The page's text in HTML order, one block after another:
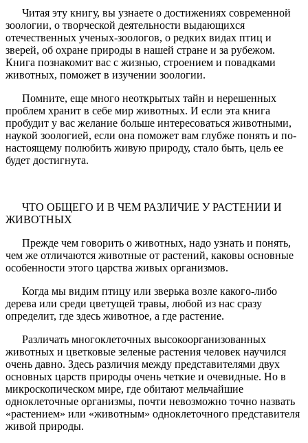
Читая эту книгу, вы узнаете о достижениях современной
зоологии, о творческой деятельности выдающихся
отечественных ученых-зоологов, о редких видах птиц и
зверей, об охране природы в нашей стране и за рубежом.
Книга познакомит вас с жизнью, строением и повадками
животных, поможет в изучении зоологии.
Помните, еще много неоткрытых тайн и нерешенных
проблем хранит в себе мир животных. И если эта книга
пробудит у вас желание больше интересоваться животными,
наукой зоологией, если она поможет вам глубже понять и по-
настоящему полюбить живую природу, стало быть, цель ее
будет достигнута.
ЧТО ОБЩЕГО И В ЧЕМ РАЗЛИЧИЕ У РАСТЕНИИ И
ЖИВОТНЫХ
Прежде чем говорить о животных, надо узнать и понять,
чем же отличаются животные от растений, каковы основные
особенности этого царства живых организмов.
Когда мы видим птицу или зверька возле какого-либо
дерева или среди цветущей травы, любой из нас сразу
определит, где здесь животное, а где растение.
Различать многоклеточных высокоорганизованных
животных и цветковые зеленые растения человек научился
очень давно. Здесь различия между представителями двух
основных царств природы очень четкие и очевидные. Но в
микроскопическом мире, где обитают мельчайшие
одноклеточные организмы, почти невозможно точно назвать
«растением» или «животным» одноклеточного представителя
живой природы.